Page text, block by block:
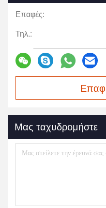
Επαφές:
Τηλ.:
Μας ταχυδρομήστε